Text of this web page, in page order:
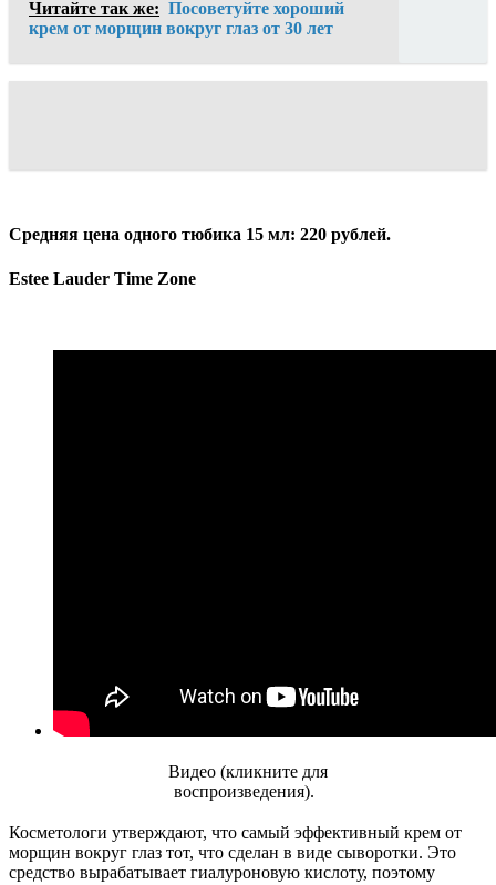
Читайте так же: Посоветуйте хороший
крем от морщин вокруг глаз от 30 лет
Средняя цена одного тюбика 15 мл: 220 рублей.
Estee Lauder Time Zone
Видео (кликните для
воспроизведения).
Косметологи утверждают, что самый эффективный крем от
морщин вокруг глаз тот, что сделан в виде сыворотки. Это
средство вырабатывает гиалуроновую кислоту, поэтому